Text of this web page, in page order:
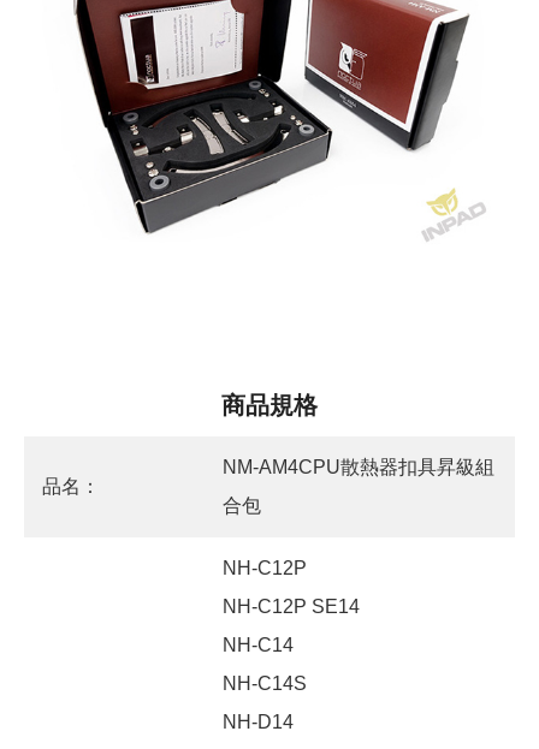
商品規格
品名：
NM-AM4CPU散熱器扣具昇級組
合包
NH-C12P
NH-C12P SE14
NH-C14
NH-C14S
NH-D14